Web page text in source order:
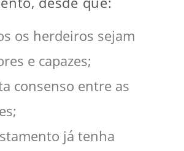
os herdeiros sejam
e capazes;
consenso entre as
já tenha